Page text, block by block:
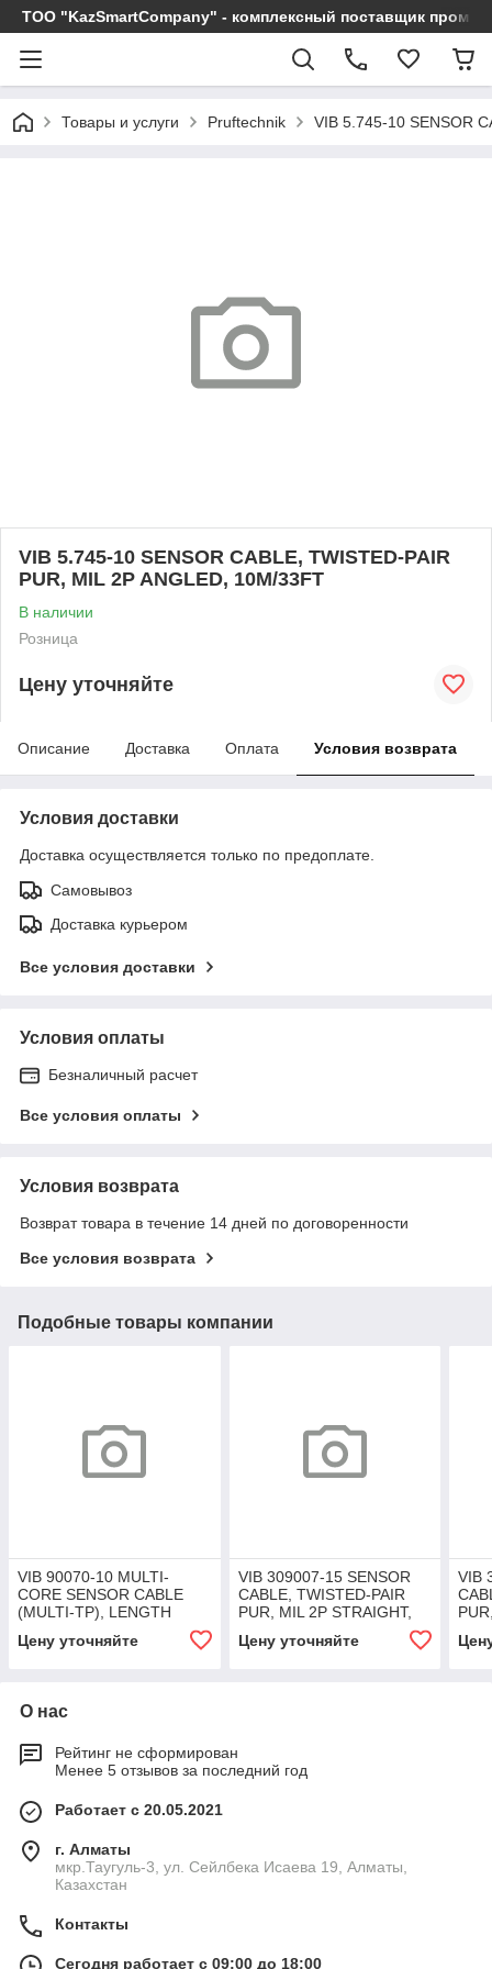
ТОО "KazSmartCompany" - комплексный поставщик
Товары и услуги Pruftechnik VIB 5.745-10 SENSOR
VIB 5.745-10 SENSOR CABLE, TWISTED-PAIR
PUR, MIL 2P ANGLED, 10M/33FT
В наличии
Розница
Цену уточняйте
Описание Доставка Оплата Условия возврата
Условия доставки
Доставка осуществляется только по предоплате.
Самовывоз
Доставка курьером
Все условия доставки
Условия оплаты
Безналичный расчет
Все условия оплаты
Условия возврата
Возврат товара в течение 14 дней по договоренности
Все условия возврата
Подобные товары компании
VIB 90070-10 MULTI-
CORE SENSOR CABLE
(MULTI-TP), LENGTH
Цену уточняйте
VIB 309007-15 SENSOR
CABLE, TWISTED-PAIR
PUR, MIL 2P STRAIGHT,
Цену уточняйте
VIB
О нас
Рейтинг не сформирован
Менее 5 отзывов за последний год
Работает с 20.05.2021
г. Алматы
мкр.Таугуль-3, ул. Сейлбека Исаева 19, Алматы,
Казахстан
Контакты
Сегодня работает с 09:00 до 18:00